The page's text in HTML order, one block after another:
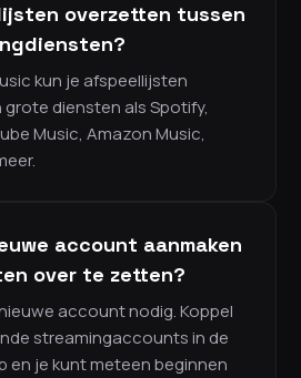
overzetten tussen
kun je afspeellijsten
diensten als Spotify,
Music, Amazon Music,
account aanmaken
over te zetten?
account nodig. Koppel
streamingaccounts in de
en je kunt meteen beginnen